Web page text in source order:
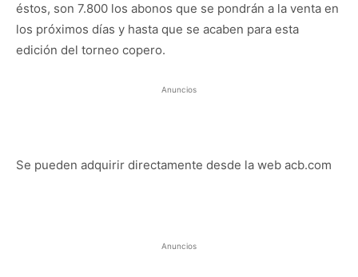
éstos, son 7.800 los abonos que se pondrán a la venta en
los próximos días y hasta que se acaben para esta
edición del torneo copero.
Anuncios
Se pueden adquirir directamente desde la web acb.com
Anuncios